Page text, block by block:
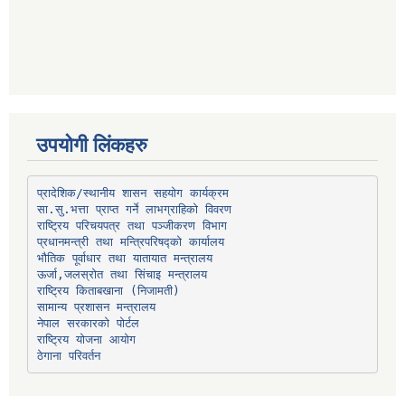
उपयोगी लिंकहरु
प्रादेशिक/स्थानीय शासन सहयोग कार्यक्रम
सा.सु.भत्ता प्राप्त गर्ने लाभग्राहिको विवरण
राष्ट्रिय परिचयपत्र तथा पञ्‍जीकरण विभाग
प्रधानमन्त्री तथा मन्त्रिपरिषद्को कार्यालय
भौतिक पूर्वाधार तथा यातायात मन्त्रालय
ऊर्जा,जलस्रोत तथा सिंचाइ मन्त्रालय
सामान्य प्रशासन मन्त्रालय
नेपाल सरकारको पोर्टल
राष्ट्रिय योजना आयोग
ठेगाना परिवर्तन